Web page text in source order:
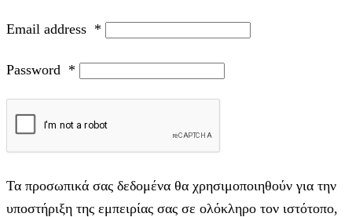
Email address *
Password *
Τα προσωπικά σας δεδομένα θα χρησιμοποιηθούν για την
υποστήριξη της εμπειρίας σας σε ολόκληρο τον ιστότοπο,